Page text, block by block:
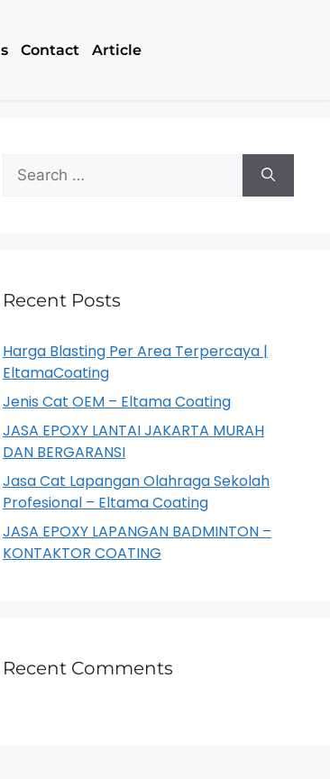
Contact Article
Recent Posts
Harga Blasting Per Area Terpercaya |
EltamaCoating
Jenis Cat OEM – Eltama Coating
JASA EPOXY LANTAI JAKARTA MURAH
DAN BERGARANSI
Jasa Cat Lapangan Olahraga Sekolah
Profesional – Eltama Coating
JASA EPOXY LAPANGAN BADMINTON –
KONTAKTOR COATING
Recent Comments